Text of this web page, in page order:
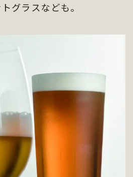
グラスなども。